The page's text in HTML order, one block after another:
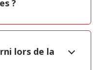
?
lors de la